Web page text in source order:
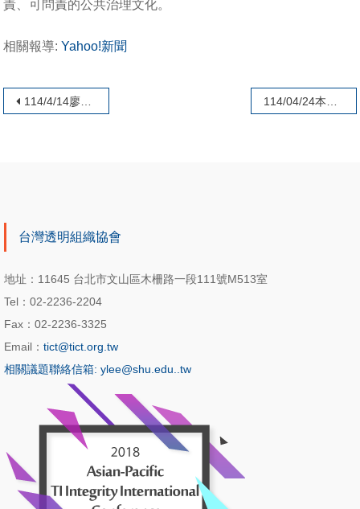
責、可問責的公共治理文化。
相關報導:Yahoo!新聞
文章導覽
114/4/14廖興中副執行長受邀參加竹市府政風處「透明晶質獎」專題講座
台灣透明組織協會
地址：11645 台北市文山區木柵路一段111號M513室
Tel：02-2236-2204
Fax：02-2236-3325
Email： tict@tict.org.tw
相關議題聯絡信箱: ylee@shu.edu..tw